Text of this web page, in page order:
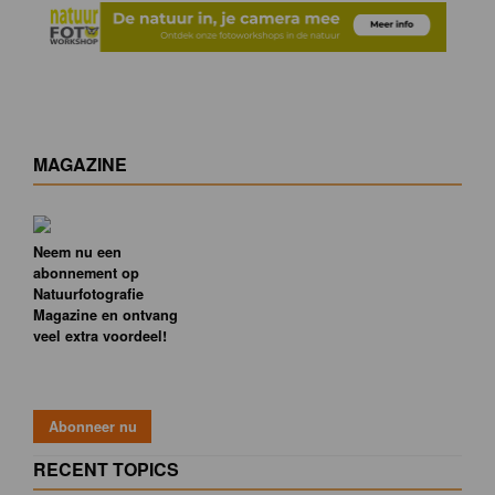
MAGAZINE
Neem nu een
abonnement op
Natuurfotografie
Magazine en ontvang
veel extra voordeel!
RECENT TOPICS